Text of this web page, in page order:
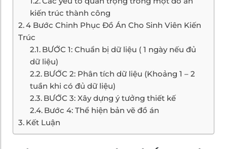
kiến trúc thành công
4 Bước Chinh Phục Đồ Án Cho Sinh Viên Kiến
Trúc
BƯỚC 1: Chuẩn bị dữ liệu ( 1 ngày nếu đủ
dữ liệu)
BƯỚC 2: Phân tích dữ liệu (Khoảng 1 – 2
tuần khi có đủ dữ liệu)
BƯỚC 3: Xây dựng ý tưởng thiết kế
Bước 4: Thể hiện bản vẽ đồ án
Kết Luận